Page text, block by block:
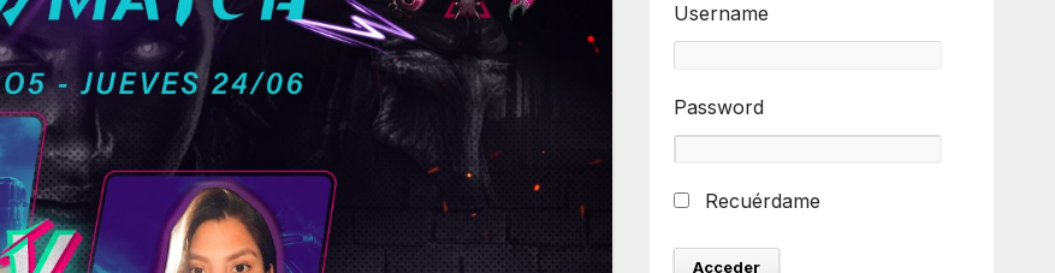
Username
Password
Recuérdame